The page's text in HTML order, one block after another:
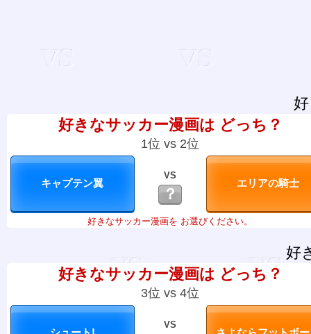
好きなサッカー漫画は どっち？
1位 vs 2位
VS
？
好きなサッカー漫画を お選びください。
好
好きなサッカー漫画は どっち？
3位 vs 4位
VS